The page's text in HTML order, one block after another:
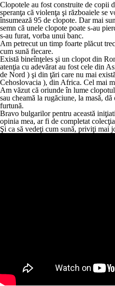
Clopotele au fost construite de copii
speranţa că violenţa şi războaiele se
însumează 95 de clopote. Dar mai
semn că unele clopote poate s-au
s-au furat, vorba unui banc.
Am petrecut un timp foarte plăcut
cum sună fiecare.
Există bineînţeles şi un clopot din
atenţia cu adevărat au fost cele din
de Nord ) şi din ţări care nu mai
Cehoslovacia ), din Africa. Cel mai
Am văzut că oriunde în lume
sau cheamă la rugăciune, la masă,
furtună.
Bravo bulgarilor pentru această
opinia mea, ar fi de completat
Şi ca să vedeţi cum sună, priviţi mai